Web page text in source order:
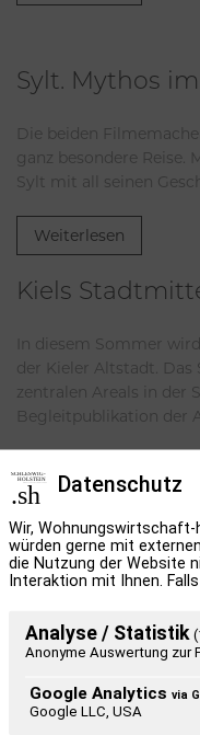
Sylt. Mythos
Die beiden
ganz besondere
Sylt mit all seinen
Weiterlesen
Kiels
In diesem Sommer
der Kieler Altstadt.
zentralen Areals in der
Begleitpublikation der
Weiterlesen
Datenschutz
Wir,
würden gerne mit
die Nutzung der Website
Interaktion mit Ihnen.
Analyse / Statistik
Anonyme Auswertung zur
Google Analytics via
Google LLC, USA